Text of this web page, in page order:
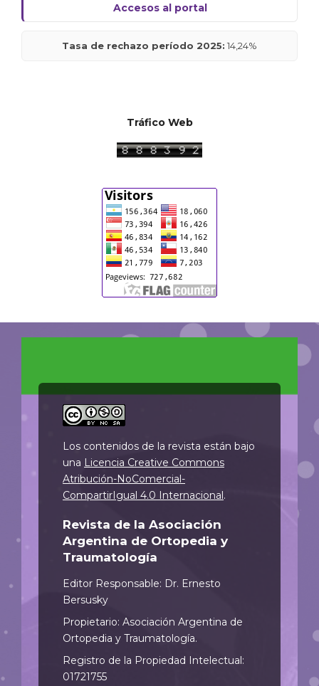
Accesos al portal
Tasa de rechazo período 2025: 14,24%
Tráfico Web
Los contenidos de la revista están bajo
una Licencia Creative Commons
Atribución-NoComercial-
CompartirIgual 4.0 Internacional.
Revista de la Asociación
Argentina de Ortopedia y
Traumatología
Editor Responsable: Dr. Ernesto
Bersusky
Propietario: Asociación Argentina de
Ortopedia y Traumatología.
Registro de la Propiedad Intelectual:
01721755